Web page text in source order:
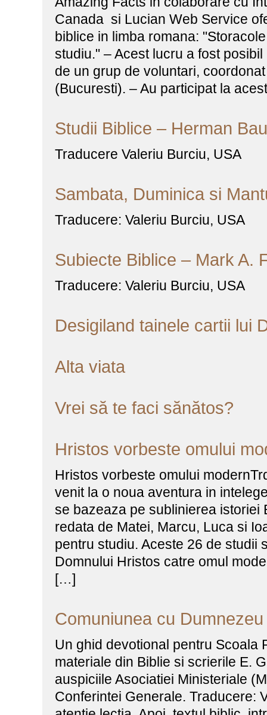
Canada si Lucian Web Service
biblice in limba romana:
studiu." – Acest lucru a fost
de un grup de voluntari,
(Bucuresti). – Au participat la
Studii Biblice – Herman
Traducere Valeriu Burciu, USA
Sambata, Duminica si
Traducere: Valeriu Burciu, USA
Subiecte Biblice – Mark A.
Traducere: Valeriu Burciu, USA
Desigiland tainele cartii lui
Alta viata
Vrei să te faci sănătos?
Hristos vorbeste omului
Hristos vorbeste omului
venit la o noua aventura in
se bazeaza pe sublinierea istoriei
redata de Matei, Marcu, Luca si
pentru studiu. Aceste 26 de studii
Domnului Hristos catre omul
[…]
Comuniunea cu Dumnezeu
Un ghid devotional pentru Scoala
materiale din Biblie si scrierile E.
auspiciile Asociatiei Ministeriale
Conferintei Generale. Traducere: